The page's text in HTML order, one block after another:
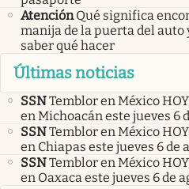
Atención Qué significa
manija de la puerta del
saber qué hacer
Últimas noticias
SSNTemblor en México
en Michoacán este jueves 6
SSNTemblor en México
en Chiapas este jueves 6 de
SSNTemblor en México
en Oaxaca este jueves 6 de